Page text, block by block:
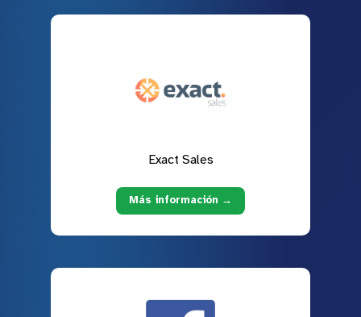
Exact Sales
Más información →